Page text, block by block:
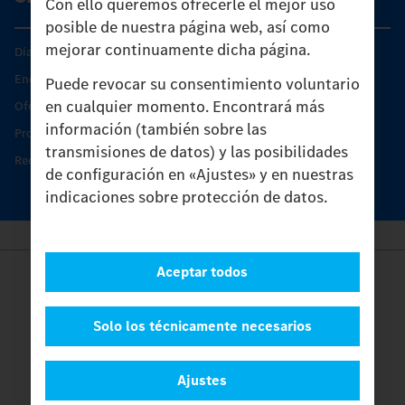
posible de nuestra página web, así como
mejorar continuamente dicha página.
Puede revocar su consentimiento voluntario
en cualquier momento. Encontrará más
información (también sobre las
transmisiones de datos) y las posibilidades
de configuración en «Ajustes» y en nuestras
indicaciones sobre protección de datos.
Ajustes
Solo los técnicamente necesarios
Aceptar todos
Días de Servicio del Unimog
Encontrar un socio
Oferta de servicio del Unimog
Productos de piezas y servicio
Recambios originales
Provider
Contacto
Protección de datos
Ajustes